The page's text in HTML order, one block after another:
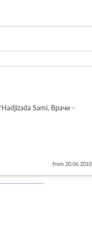
Sami, Врачи -
from 20.06.2010